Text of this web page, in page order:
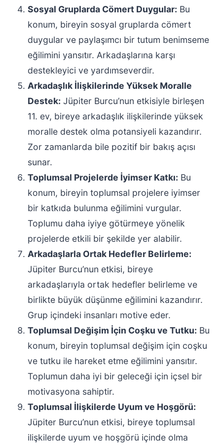
Sosyal Gruplarda Cömert Duygular: Bu
konum, bireyin sosyal gruplarda cömert
duygular ve paylaşımcı bir tutum benimseme
eğilimini yansıtır. Arkadaşlarına karşı
destekleyici ve yardımseverdir.
Arkadaşlık İlişkilerinde Yüksek Moralle
Destek: Jüpiter Burcu’nun etkisiyle birleşen
11. ev, bireye arkadaşlık ilişkilerinde yüksek
moralle destek olma potansiyeli kazandırır.
Zor zamanlarda bile pozitif bir bakış açısı
sunar.
Toplumsal Projelerde İyimser Katkı: Bu
konum, bireyin toplumsal projelere iyimser
bir katkıda bulunma eğilimini vurgular.
Toplumu daha iyiye götürmeye yönelik
projelerde etkili bir şekilde yer alabilir.
Arkadaşlarla Ortak Hedefler Belirleme:
Jüpiter Burcu’nun etkisi, bireye
arkadaşlarıyla ortak hedefler belirleme ve
birlikte büyük düşünme eğilimini kazandırır.
Grup içindeki insanları motive eder.
Toplumsal Değişim İçin Coşku ve Tutku: Bu
konum, bireyin toplumsal değişim için coşku
ve tutku ile hareket etme eğilimini yansıtır.
Toplumun daha iyi bir geleceği için içsel bir
motivasyona sahiptir.
Toplumsal İlişkilerde Uyum ve Hoşgörü:
Jüpiter Burcu’nun etkisi, bireye toplumsal
ilişkilerde uyum ve hoşgörü içinde olma